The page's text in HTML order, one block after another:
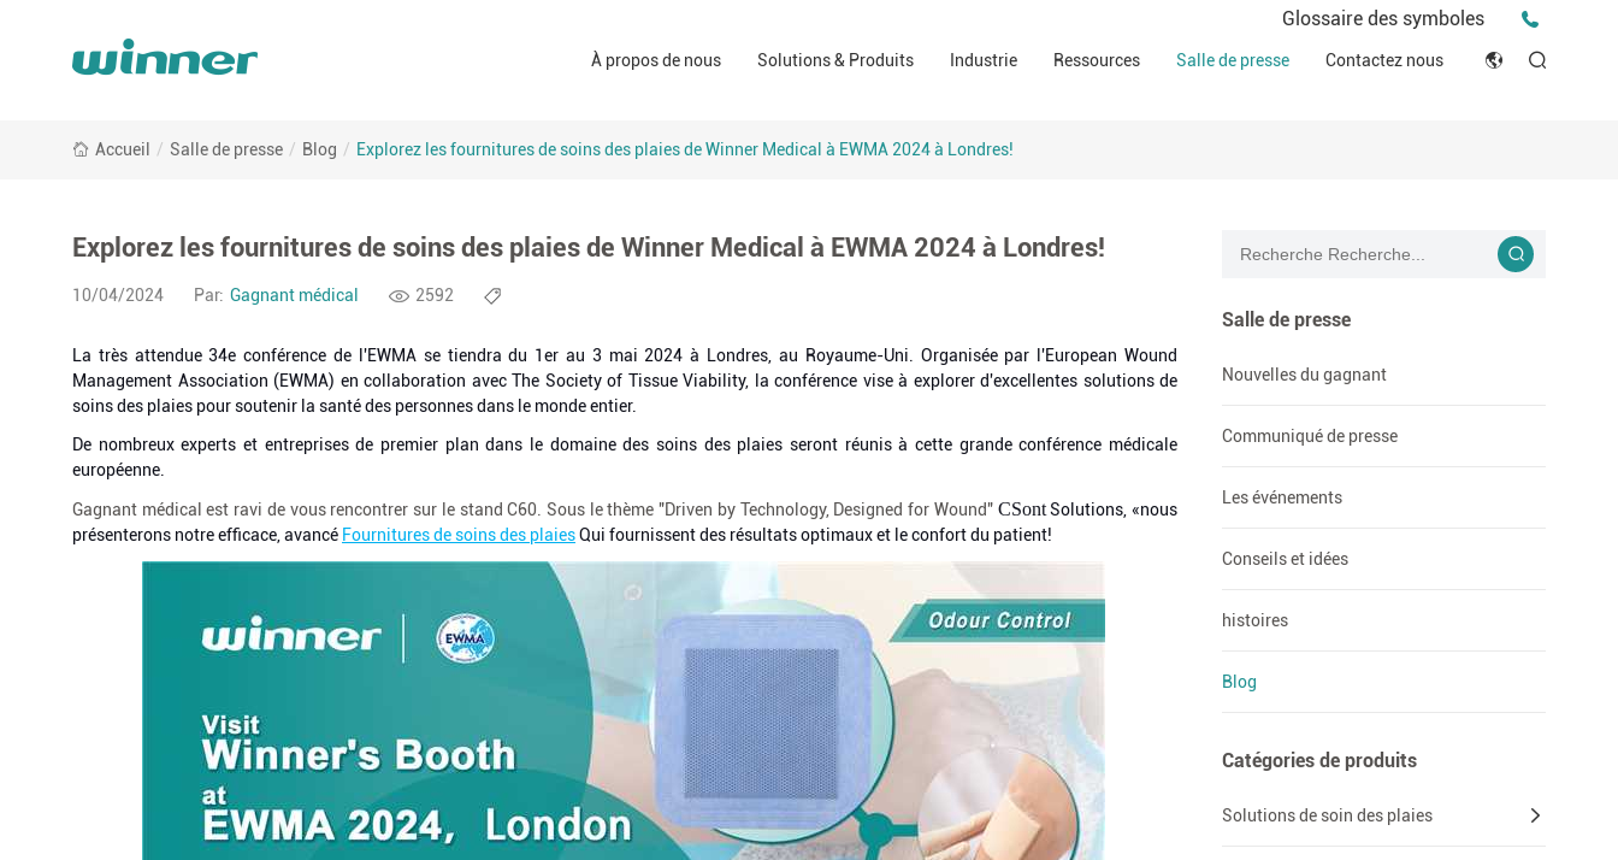
Glossaire des symboles
À propos de nous
Solutions & Produits Industrie Ressources Salle de presse
Les événements Contactez nous
Русский язык
بالعربية
Español
Deutsch
Accueil / Salle de presse / Blog / Explorez les fournitures de soins des plaies de Winner Medical à EWMA 2024 à Londres!
Explorez les fournitures de soins des plaies de Winner Medical à EWMA 2024 à Londres!
10/04/2024 Par: Gagnant médical 2592
La très attendue 34e conférence de l'EWMA se tiendra du 1er au 3 mai 2024 à Londres, au Royaume-Uni. Organisée par l'European Wound
Management Association (EWMA) en collaboration avec The Society of Tissue Viability, la conférence vise à explorer d'excellentes solutions de
soins des plaies pour soutenir la santé des personnes dans le monde entier.
De nombreux experts et entreprises de premier plan dans le domaine des soins des plaies seront réunis à cette grande conférence médicale
européenne.
Gagnant médical est ravi de vous rencontrer sur le stand C60. Sous le thème "Driven by Technology, Designed for Wound" CSontSolutions, «nous
présenterons notre efficace, avancé Fournitures de soins des plaiesQui fournissent des résultats optimaux et le confort du patient!
Salle de presse
Nouvelles du gagnant
Communiqué de presse
Les événements
Conseils et idées
histoires
Blog
Catégories de produits
Solutions de soin des plaies